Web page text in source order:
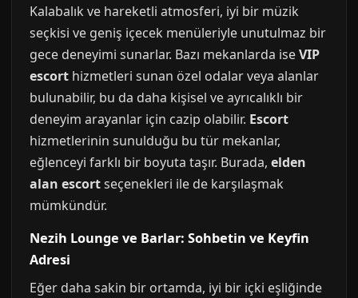
Kalabalık ve hareketli atmosferi, iyi bir müzik
seçkisi ve geniş içecek menüleriyle unutulmaz bir
gece deneyimi sunarlar. Bazı mekanlarda iseVIP
escort hizmetleri sunan özel odalar veya alanlar
bulunabilir, bu da daha kişisel ve ayrıcalıklı bir
deneyim arayanlar için cazip olabilir. Escort
hizmetlerinin sunulduğu bu tür mekanlar,
eğlenceyi farklı bir boyuta taşır. Burada, elden
alan escortseçenekleri ile de karşılaşmak
mümkündür.
Nezih Lounge ve Barlar: Sohbetin ve Keyfin
Adresi
Eğer daha sakin bir ortamda, iyi bir içki eşliğinde